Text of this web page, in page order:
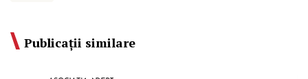
Publicații similare